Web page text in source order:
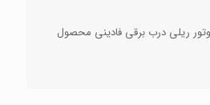
موتور ریلی درب برقی فادینی محصول